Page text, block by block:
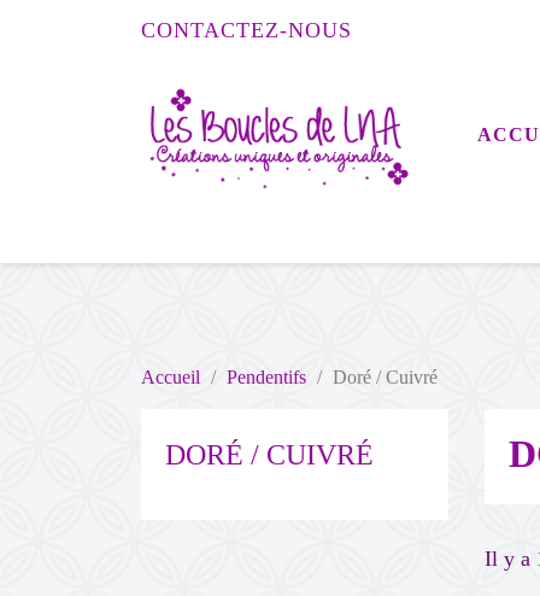
CONTACTEZ-NOUS
Accueil Pendentifs Doré / Cuivré
DORÉ / CUIVRÉ
Il y a